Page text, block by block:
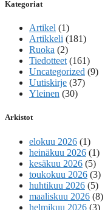
Kategoriat
Artikel (1)
Artikkeli (181)
Ruoka (2)
Tiedotteet (161)
Uncategorized (9)
Uutiskirje (37)
Yleinen (30)
Arkistot
elokuu 2026 (1)
heinäkuu 2026 (1)
kesäkuu 2026 (5)
toukokuu 2026 (3)
huhtikuu 2026 (5)
maaliskuu 2026 (8)
helmikuu 2026 (3)